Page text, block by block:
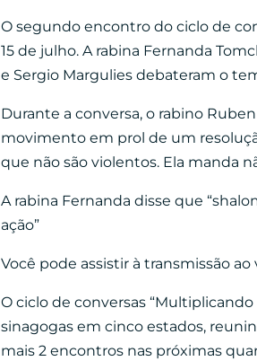
O segundo encontro do ciclo de
15 de julho. A rabina Fernanda
e Sergio Margulies debateram o
Durante a conversa, o rabino
movimento em prol de um
que não são violentos. Ela manda
A rabina Fernanda disse que
ação”
Você pode assistir à transmissão
O ciclo de conversas
sinagogas em cinco estados,
mais 2 encontros nas próximas